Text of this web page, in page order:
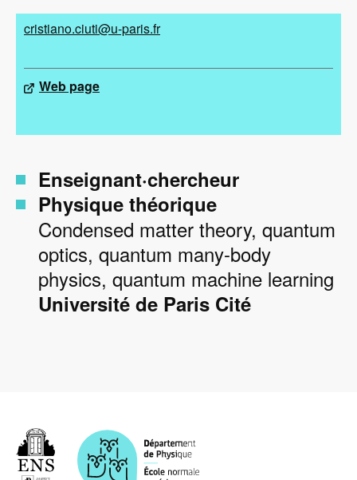
cristiano.ciuti@u-paris.fr
Web page
Enseignant·chercheur
Physique théorique
Condensed matter theory, quantum
optics, quantum many-body
physics, quantum machine learning
Université de Paris Cité